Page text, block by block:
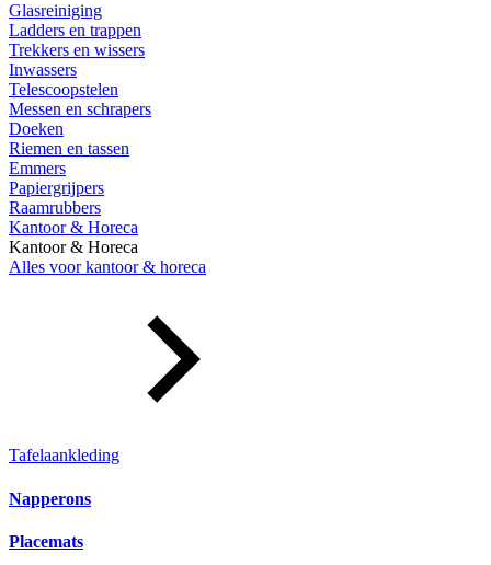
Glasreiniging
Ladders en trappen
Trekkers en wissers
Inwassers
Telescoopstelen
Messen en schrapers
Doeken
Riemen en tassen
Emmers
Papiergrijpers
Raamrubbers
Kantoor & Horeca
Kantoor & Horeca
Alles voor kantoor & horeca
Tafelaankleding
Napperons
Placemats